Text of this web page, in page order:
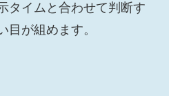
タイムと合わせて判断す
目が組めます。